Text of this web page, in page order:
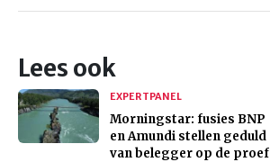
Lees ook
EXPERTPANEL
Morningstar: fusies BNP
en Amundi stellen geduld
van belegger op de proef